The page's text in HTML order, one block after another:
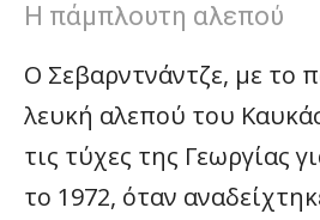
Η πάμπλουτη αλεπού
Ο Σεβαρντνάντζε, με το
λευκή αλεπού του
τις τύχες της Γεωργίας
το 1972, όταν